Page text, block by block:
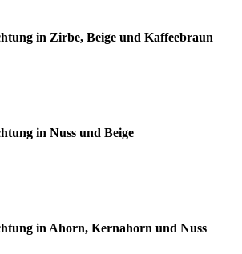
in Zirbe, Beige und Kaffeebraun
in Nuss und Beige
in Ahorn, Kernahorn und Nuss